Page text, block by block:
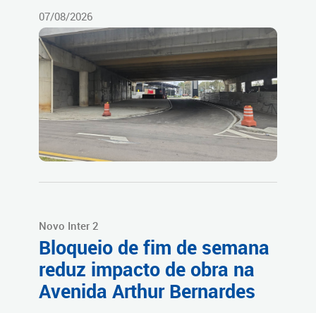
07/08/2026
Novo Inter 2
Bloqueio de fim de semana
reduz impacto de obra na
Avenida Arthur Bernardes